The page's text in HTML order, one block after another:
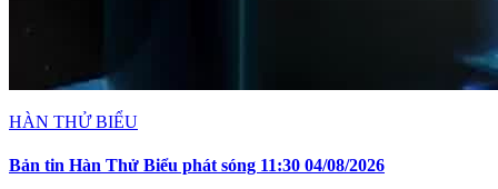
HÀN THỬ BIỂU
Bản tin Hàn Thử Biểu phát sóng 11:30 04/08/2026